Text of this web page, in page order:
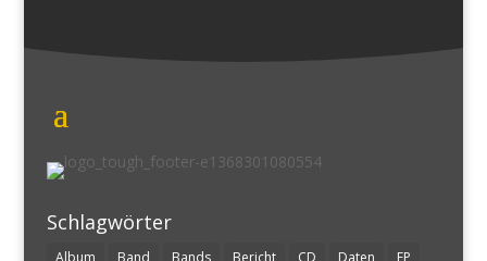
Schlagwörter
Album Band Bands Bericht CD Daten EP